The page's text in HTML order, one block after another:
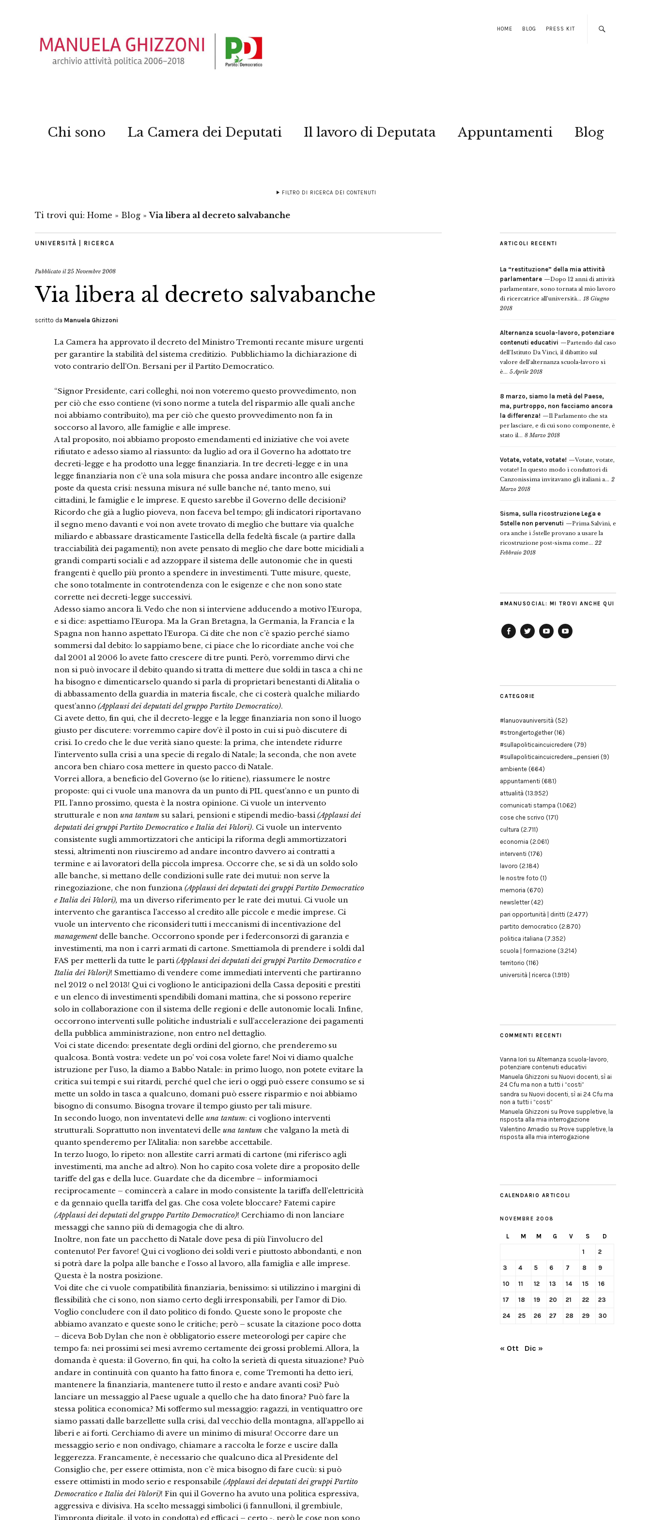
HOME BLOG PRESS KIT
Chi sono La Camera dei Deputati Il lavoro di Deputata Appuntamenti Blog
FILTRO DI RICERCA DEI CONTENUTI
Ti trovi qui: Home » Blog »Via libera al decreto salvabanche
UNIVERSITÀ | RICERCA
Pubblicato il25 Novembre 2008
Via libera al decreto salvabanche
scritto da Manuela Ghizzoni
La Camera ha approvato il decreto del Ministro Tremonti recante misure urgenti
per garantire la stabilità del sistema creditizio. Pubblichiamo la dichiarazione di
voto contrario dell’On. Bersani per il Partito Democratico.
“Signor Presidente, cari colleghi, noi non voteremo questo provvedimento, non
per ciò che esso contiene (vi sono norme a tutela del risparmio alle quali anche
noi abbiamo contribuito), ma per ciò che questo provvedimento non fa in
soccorso al lavoro, alle famiglie e alle imprese.
A tal proposito, noi abbiamo proposto emendamenti ed iniziative che voi avete
rifiutato e adesso siamo al riassunto: da luglio ad ora il Governo ha adottato tre
decreti-legge e ha prodotto una legge finanziaria. In tre decreti-legge e in una
legge finanziaria non c’è una sola misura che possa andare incontro alle esigenze
poste da questa crisi: nessuna misura né sulle banche né, tanto meno, sui
cittadini, le famiglie e le imprese. E questo sarebbe il Governo delle decisioni?
Ricordo che già a luglio pioveva, non faceva bel tempo; gli indicatori riportavano
il segno meno davanti e voi non avete trovato di meglio che buttare via qualche
miliardo e abbassare drasticamente l’asticella della fedeltà fiscale (a partire dalla
tracciabilità dei pagamenti); non avete pensato di meglio che dare botte micidiali a
grandi comparti sociali e ad azzoppare il sistema delle autonomie che in questi
frangenti è quello più pronto a spendere in investimenti. Tutte misure, queste,
che sono totalmente in controtendenza con le esigenze e che non sono state
corrette nei decreti-legge successivi.
Adesso siamo ancora lì. Vedo che non si interviene adducendo a motivo l’Europa,
e si dice: aspettiamo l’Europa. Ma la Gran Bretagna, la Germania, la Francia e la
Spagna non hanno aspettato l’Europa. Ci dite che non c’è spazio perché siamo
sommersi dal debito: lo sappiamo bene, ci piace che lo ricordiate anche voi che
dal 2001 al 2006 lo avete fatto crescere di tre punti. Però, vorremmo dirvi che
non si può invocare il debito quando si tratta di mettere due soldi in tasca a chi ne
ha bisogno e dimenticarselo quando si parla di proprietari benestanti di Alitalia o
di abbassamento della guardia in materia fiscale, che ci costerà qualche miliardo
quest’anno (Applausi dei deputati del gruppo Partito Democratico).
Ci avete detto, fin qui, che il decreto-legge e la legge finanziaria non sono il luogo
giusto per discutere: vorremmo capire dov’è il posto in cui si può discutere di
crisi. Io credo che le due verità siano queste: la prima, che intendete ridurre
l’intervento sulla crisi a una specie di regalo di Natale; la seconda, che non avete
ancora ben chiaro cosa mettere in questo pacco di Natale.
Vorrei allora, a beneficio del Governo (se lo ritiene), riassumere le nostre
proposte: qui ci vuole una manovra da un punto di PIL quest’anno e un punto di
PIL l’anno prossimo, questa è la nostra opinione. Ci vuole un intervento
strutturale e non una tantum su salari, pensioni e stipendi medio-bassi (Applausi dei
deputati dei gruppi Partito Democratico e Italia dei Valori). Ci vuole un intervento
consistente sugli ammortizzatori che anticipi la riforma degli ammortizzatori
stessi, altrimenti non riusciremo ad andare incontro davvero ai contratti a
termine e ai lavoratori della piccola impresa. Occorre che, se si dà un soldo solo
alle banche, si mettano delle condizioni sulle rate dei mutui: non serve la
rinegoziazione, che non funziona (Applausi dei deputati dei gruppi Partito Democratico
e Italia dei Valori), ma un diverso riferimento per le rate dei mutui. Ci vuole un
intervento che garantisca l’accesso al credito alle piccole e medie imprese. Ci
vuole un intervento che riconsideri tutti i meccanismi di incentivazione del
managementdelle banche. Occorrono sponde per i federconsorzi di garanzia e
investimenti, ma non i carri armati di cartone. Smettiamola di prendere i soldi dal
FAS per metterli da tutte le parti (Applausi dei deputati dei gruppi Partito Democratico e
Italia dei Valori)! Smettiamo di vendere come immediati interventi che partiranno
nel 2012 o nel 2013! Qui ci vogliono le anticipazioni della Cassa depositi e prestiti
e un elenco di investimenti spendibili domani mattina, che si possono reperire
solo in collaborazione con il sistema delle regioni e delle autonomie locali. Infine,
occorrono interventi sulle politiche industriali e sull’accelerazione dei pagamenti
della pubblica amministrazione, non entro nel dettaglio.
Voi ci state dicendo: presentate degli ordini del giorno, che prenderemo su
qualcosa. Bontà vostra: vedete un po’ voi cosa volete fare! Noi vi diamo qualche
istruzione per l’uso, la diamo a Babbo Natale: in primo luogo, non potete evitare la
critica sui tempi e sui ritardi, perché quel che ieri o oggi può essere consumo se si
mette un soldo in tasca a qualcuno, domani può essere risparmio e noi abbiamo
bisogno di consumo. Bisogna trovare il tempo giusto per tali misure.
In secondo luogo, non inventatevi delle una tantum: ci vogliono interventi
strutturali. Soprattutto non inventatevi delle una tantum che valgano la metà di
quanto spenderemo per l’Alitalia: non sarebbe accettabile.
In terzo luogo, lo ripeto: non allestite carri armati di cartone (mi riferisco agli
investimenti, ma anche ad altro). Non ho capito cosa volete dire a proposito delle
tariffe del gas e della luce. Guardate che da dicembre – informiamoci
reciprocamente – comincerà a calare in modo consistente la tariffa dell’elettricità
e da gennaio quella tariffa del gas. Che cosa volete bloccare? Fatemi capire
(Applausi dei deputati del gruppo Partito Democratico)! Cerchiamo di non lanciare
messaggi che sanno più di demagogia che di altro.
Inoltre, non fate un pacchetto di Natale dove pesa di più l’involucro del
contenuto! Per favore! Qui ci vogliono dei soldi veri e piuttosto abbondanti, e non
si potrà dare la polpa alle banche e l’osso al lavoro, alla famiglia e alle imprese.
Questa è la nostra posizione.
Voi dite che ci vuole compatibilità finanziaria, benissimo: si utilizzino i margini di
flessibilità che ci sono, non siamo certo degli irresponsabili, per l’amor di Dio.
Voglio concludere con il dato politico di fondo. Queste sono le proposte che
abbiamo avanzato e queste sono le critiche; però – scusate la citazione poco dotta
– diceva Bob Dylan che non è obbligatorio essere meteorologi per capire che
tempo fa: nei prossimi sei mesi avremo certamente dei grossi problemi. Allora, la
domanda è questa: il Governo, fin qui, ha colto la serietà di questa situazione? Può
andare in continuità con quanto ha fatto finora e, come Tremonti ha detto ieri,
mantenere la finanziaria, mantenere tutto il resto e andare avanti così? Può
lanciare un messaggio al Paese uguale a quello che ha dato finora? Può fare la
stessa politica economica? Mi soffermo sul messaggio: ragazzi, in ventiquattro ore
siamo passati dalle barzellette sulla crisi, dal vecchio della montagna, all’appello ai
liberi e ai forti. Cerchiamo di avere un minimo di misura! Occorre dare un
messaggio serio e non ondivago, chiamare a raccolta le forze e uscire dalla
leggerezza. Francamente, è necessario che qualcuno dica al Presidente del
Consiglio che, per essere ottimista, non c’è mica bisogno di fare cucù: si può
essere ottimisti in modo serio e responsabile (Applausi dei deputati dei gruppi Partito
Democratico e Italia dei Valori)! Fin qui il Governo ha avuto una politica espressiva,
aggressiva e divisiva. Ha scelto messaggi simbolici (i fannulloni, il grembiule,
l’impronta digitale, il voto in condotta) ed efficaci – certo -, però le cose non sono
ARTICOLI RECENTI
La “restituzione” della mia attività
parlamentare
Dopo 12 anni di attività
parlamentare, sono tornata al mio lavoro
di ricercatrice all’università... 18 Giugno
2018
Alternanza scuola-lavoro, potenziare
contenuti educativi
Partendo dal caso
dell’Istituto Da Vinci, il dibattito sul
valore dell’alternanza scuola-lavoro si
è... 5 Aprile 2018
8 marzo, siamo la metà del Paese,
ma, purtroppo, non facciamo ancora
la differenza!
Il Parlamento che sta
per lasciare, e di cui sono componente, è
stato il... 8 Marzo 2018
Votate, votate, votate!
Votate, votate,
votate! In questo modo i conduttori di
Canzonissima invitavano gli italiani a... 2
Marzo 2018
Sisma, sulla ricostruzione Lega e
5stelle non pervenuti
Prima Salvini, e
ora anche i 5stelle provano a usare la
ricostruzione post-sisma come... 22
Febbraio 2018
#MANUSOCIAL: MI TROVI ANCHE QUI
CATEGORIE
#lanuovauniversità (52)
#strongertogether(16)
#sullapoliticaincuicredere (79)
#sullapoliticaincuicredere_pensieri (9)
ambiente (664)
appuntamenti (681)
attualità (13.952)
comunicati stampa (1.062)
cose che scrivo (171)
cultura (2.711)
economia (2.061)
interventi (176)
lavoro (2.184)
le nostre foto (1)
memoria (670)
newsletter(42)
pari opportunità | diritti (2.477)
partito democratico (2.870)
politica italiana (7.352)
scuola | formazione (3.214)
territorio (116)
università | ricerca (1.919)
COMMENTI RECENTI
Vanna Iori su Alternanza scuola-lavoro,
potenziare contenuti educativi
Manuela Ghizzoni su Nuovi docenti, sì ai
24 Cfu ma non a tutti i “costi”
sandra su Nuovi docenti, sì ai 24 Cfu ma
non a tutti i “costi”
Manuela Ghizzoni su Prove suppletive, la
risposta alla mia interrogazione
Valentino Amadio su Prove suppletive, la
risposta alla mia interrogazione
CALENDARIO ARTICOLI
NOVEMBRE 2008
L M M G V S D
1 2
3 4 5 6 7 8 9
10 11 12 13 14 15 16
17 18 19 20 21 22 23
24 25 26 27 28 29 30
« Ott Dic »